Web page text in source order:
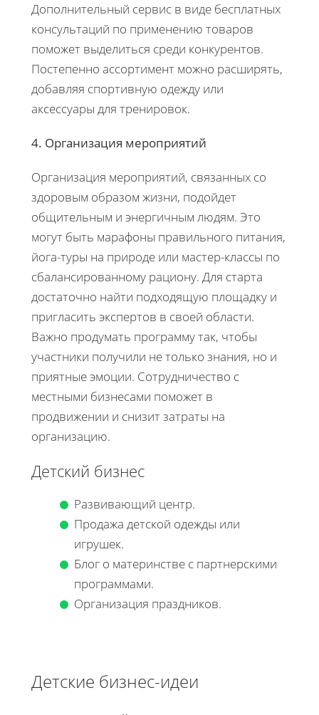
Дополнительный сервис в виде бесплатных
консультаций по применению товаров
поможет выделиться среди конкурентов.
Постепенно ассортимент можно расширять,
добавляя спортивную одежду или
аксессуары для тренировок.
4. Организация мероприятий
Организация мероприятий, связанных со
здоровым образом жизни, подойдет
общительным и энергичным людям. Это
могут быть марафоны правильного питания,
йога-туры на природе или мастер-классы по
сбалансированному рациону. Для старта
достаточно найти подходящую площадку и
пригласить экспертов в своей области.
Важно продумать программу так, чтобы
участники получили не только знания, но и
приятные эмоции. Сотрудничество с
местными бизнесами поможет в
продвижении и снизит затраты на
организацию.
Детский бизнес
Развивающий центр.
Продажа детской одежды или
игрушек.
Блог о материнстве с партнерскими
программами.
Организация праздников.
Детские бизнес-идеи